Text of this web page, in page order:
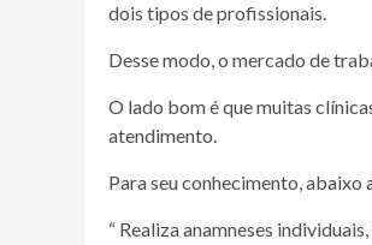
dois tipos de profissionais.
Desse modo, o mercado de
O lado bom é que muitas
atendimento.
Para seu conhecimento,
“ Realiza anamneses